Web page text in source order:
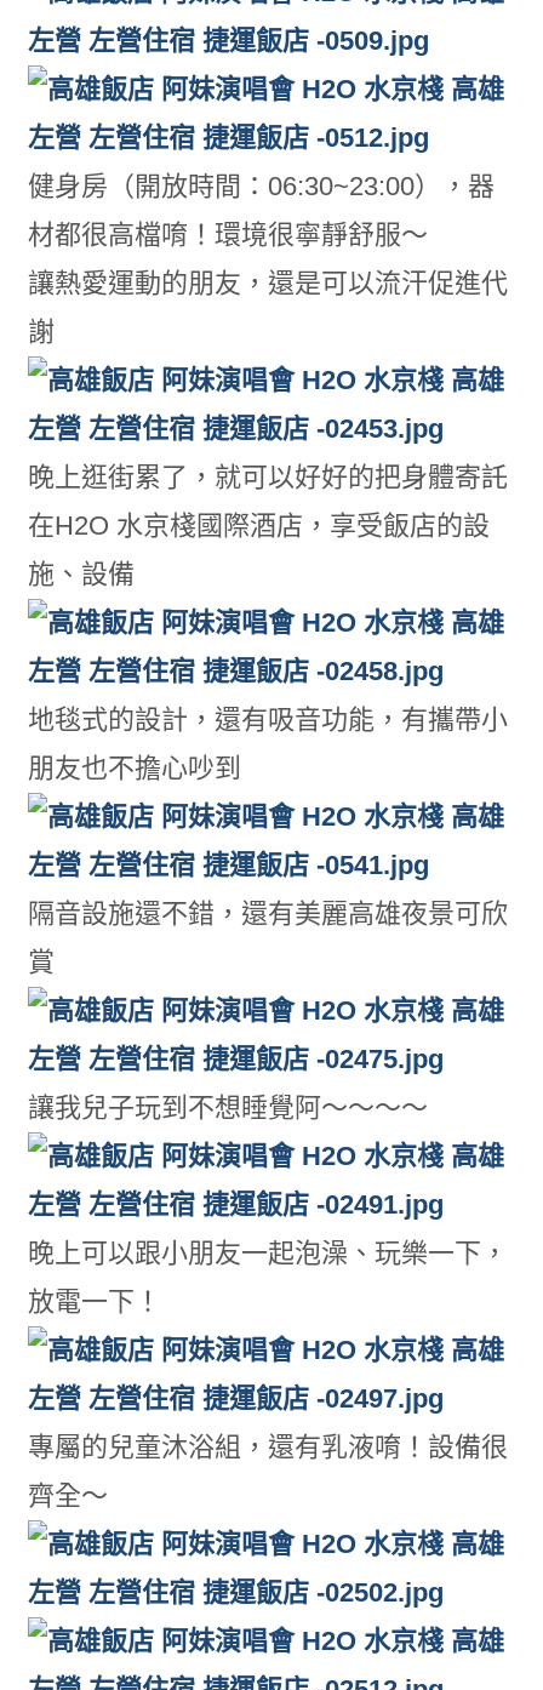
健身房（開放時間：06:30~23:00），器
材都很高檔唷！環境很寧靜舒服～
讓熱愛運動的朋友，還是可以流汗促進代
謝
晚上逛街累了，就可以好好的把身體寄託
在H2O 水京棧國際酒店，享受飯店的設
施、設備
地毯式的設計，還有吸音功能，有攜帶小
朋友也不擔心吵到
隔音設施還不錯，還有美麗高雄夜景可欣
賞
讓我兒子玩到不想睡覺阿～～～～
晚上可以跟小朋友一起泡澡、玩樂一下，
放電一下！
專屬的兒童沐浴組，還有乳液唷！設備很
齊全～